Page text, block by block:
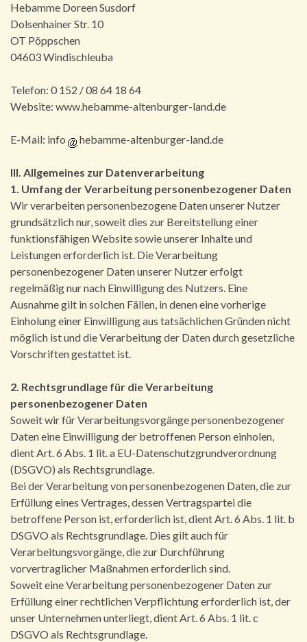
Hebamme Doreen Susdorf
Dolsenhainer Str. 10
OT Pöppschen
04603 Windischleuba
Telefon: 0 152 / 08 64 18 64
Website: www.hebamme-altenburger-land.de
E-Mail: info hebamme-altenburger-land.de
III. Allgemeines zur Datenverarbeitung
1. Umfang der Verarbeitung personenbezogener Daten
Wir verarbeiten personenbezogene Daten unserer Nutzer
grundsätzlich nur, soweit dies zur Bereitstellung einer
funktionsfähigen Website sowie unserer Inhalte und
Leistungen erforderlich ist. Die Verarbeitung
personenbezogener Daten unserer Nutzer erfolgt
regelmäßig nur nach Einwilligung des Nutzers. Eine
Ausnahme gilt in solchen Fällen, in denen eine vorherige
Einholung einer Einwilligung aus tatsächlichen Gründen nicht
möglich ist und die Verarbeitung der Daten durch gesetzliche
Vorschriften gestattet ist.
2. Rechtsgrundlage für die Verarbeitung
personenbezogener Daten
Soweit wir für Verarbeitungsvorgänge personenbezogener
Daten eine Einwilligung der betroffenen Person einholen,
dient Art. 6 Abs. 1 lit. a EU-Datenschutzgrundverordnung
(DSGVO) als Rechtsgrundlage.
Bei der Verarbeitung von personenbezogenen Daten, die zur
Erfüllung eines Vertrages, dessen Vertragspartei die
betroffene Person ist, erforderlich ist, dient Art. 6 Abs. 1 lit. b
DSGVO als Rechtsgrundlage. Dies gilt auch für
Verarbeitungsvorgänge, die zur Durchführung
vorvertraglicher Maßnahmen erforderlich sind.
Soweit eine Verarbeitung personenbezogener Daten zur
Erfüllung einer rechtlichen Verpflichtung erforderlich ist, der
unser Unternehmen unterliegt, dient Art. 6 Abs. 1 lit. c
DSGVO als Rechtsgrundlage.